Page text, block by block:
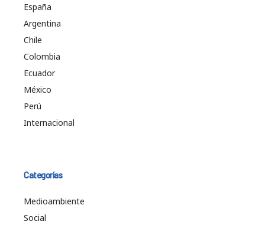
España
Argentina
Chile
Colombia
Ecuador
México
Perú
Internacional
Categorías
Medioambiente
Social